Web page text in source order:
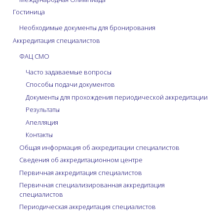
Гостиница
Необходимые документы для бронирования
Аккредитация специалистов
ФАЦ СМО
Часто задаваемые вопросы
Способы подачи документов
Документы для прохождения периодической аккредитации
Результаты
Апелляция
Контакты
Общая информация об аккредитации специалистов
Сведения об аккредитационном центре
Первичная аккредитация специалистов
Первичная специализированная аккредитация
специалистов
Периодическая аккредитация специалистов